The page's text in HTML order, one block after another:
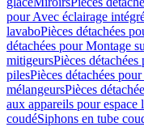
pour Avec éclairage
lavaboPièces détachées
détachées pour Montage
mitigeursPièces
pilesPièces détachées
mélangeursPièces
aux appareils pour
coudéSiphons en tube